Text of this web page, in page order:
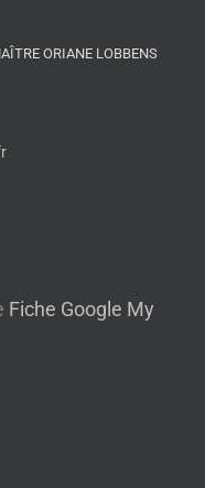
ORIANE LOBBENS
Fiche Google My